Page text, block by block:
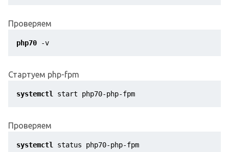
Проверяем
php70 -v
Стартуем php-fpm
systemctl start php70-php-fpm
Проверяем
systemctl status php70-php-fpm